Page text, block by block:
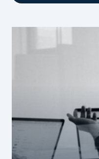
numérique ne
le dernier
dépôts/Acsel,
[…] article Data :
en plus méfiants
…read […]